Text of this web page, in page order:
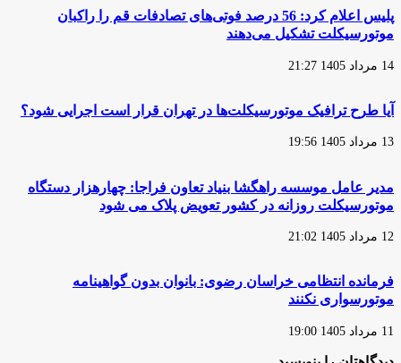
به‌دلیل
حمل
بار
پلیس اعلام کرد: 56 درصد فوتی‌های تصادفات قم را راکبان
موتورسیکلت تشکیل می‌دهند
14 مرداد 1405 21:27
آیا طرح ترافیک موتورسیکلت‌ها در تهران قرار است اجرایی شود؟
13 مرداد 1405 19:56
مدیر عامل موسسه راهگشا بنیاد تعاون فراجا: چهارهزار دستگاه
موتورسیکلت روزانه در کشور تعویض پلاک می شود
12 مرداد 1405 21:02
فرمانده انتظامی خراسان رضوی: بانوان بدون گواهینامه
موتورسواری نکنند
11 مرداد 1405 19:00